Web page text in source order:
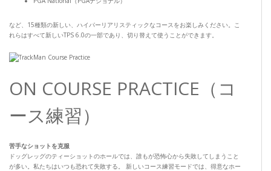
など、15種類の新しい、ハイパーリアリスティックなコースをお楽しみください。こ
れらはすべて新しいTPS 6.0の一部であり、切り替えて使うことができます。
ON COURSE PRACTICE（コ
ース練習）
苦手なショットを克服
ドッグレッグのティーショットのホールでは、誰もが恐怖心から失敗してしまうこと
が多い。私たちはいつも恐れて失敗する。 新しいコース練習モードでは、得意なホー